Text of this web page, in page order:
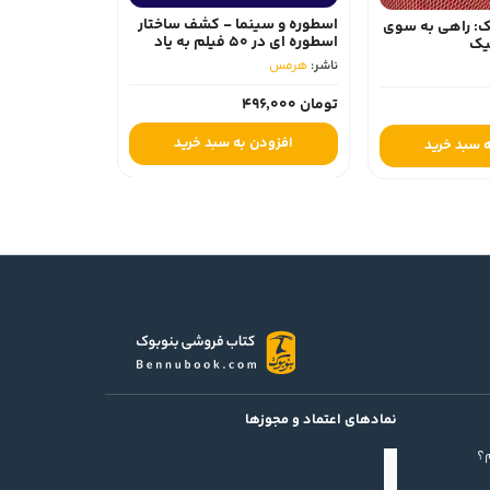
راهی به سوی
خرید
اسطوره و سینما - کشف ساختار
اسطوره ای در 50 فیلم به یاد
ماندنی
ناشر:هرمس‏
تومان 496,000
افزودن به سبد خرید
نمادهای اعتماد و مجوزها